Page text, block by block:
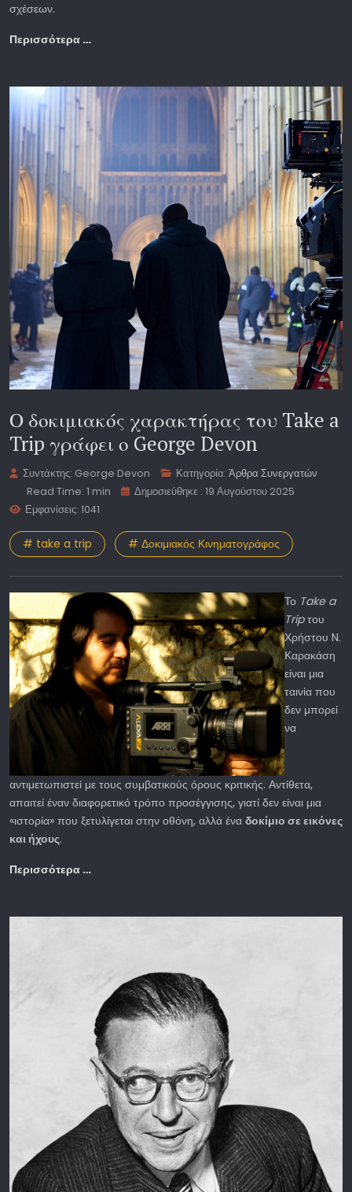
σχέσεων.
Περισσότερα …
Ο δοκιμιακός χαρακτήρας του Take a
Trip γράφει ο George Devon
Συντάκτης: George Devon Κατηγορία:Άρθρα Συνεργατών
Read Time: 1 min
Δημοσιεύθηκε : 19 Αυγούστου 2025
Εμφανίσεις: 1041
# take a trip # Δοκιμιακός Κινηματογράφος
Το Take a
Tripτου
Χρήστου N.
Καρακάση
είναι μια
ταινία που
δεν μπορεί
να
αντιμετωπιστεί με τους συμβατικούς όρους κριτικής. Αντίθετα,
απαιτεί έναν διαφορετικό τρόπο προσέγγισης, γιατί δεν είναι μια
«ιστορία» που ξετυλίγεται στην οθόνη, αλλά ένα δοκίμιο σε εικόνες
και ήχους.
Περισσότερα …